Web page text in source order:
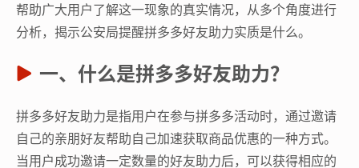
帮助广大用户了解这一现象的真实情况，从多个角度进行
分析，揭示公安局提醒拼多多好友助力实质是什么。
一、什么是拼多多好友助力？
拼多多好友助力是指用户在参与拼多多活动时，通过邀请
自己的亲朋好友帮助自己加速获取商品优惠的一种方式。
当用户成功邀请一定数量的好友助力后，可以获得相应的